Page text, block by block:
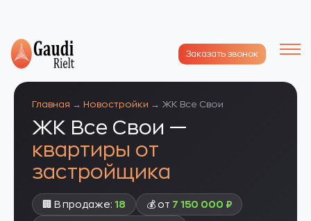
Заказать звонок
Главная → Новостройки → ЖК Все Свои
ЖК Все Свои —
квартиры от
застройщика
🏢 В продаже: 18 💰 от 7 150 000 ₽